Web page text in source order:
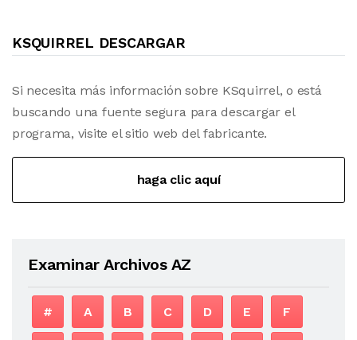
KSQUIRREL DESCARGAR
Si necesita más información sobre KSquirrel, o está
buscando una fuente segura para descargar el
programa, visite el sitio web del fabricante.
haga clic aquí
Examinar Archivos AZ
# A B C D E F